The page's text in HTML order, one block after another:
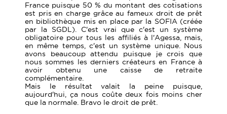
France puisque 50 % du montant des cotisations
est pris en charge grâce au fameux droit de prêt
en bibliothèque mis en place par la SOFIA (créée
par la SGDL). C'est vrai que c'est un système
obligatoire pour tous les affiliés à l'Agessa, mais,
en même temps, c'est un système unique. Nous
avons beaucoup attendu puisque je crois que
nous sommes les derniers créateurs en France à
avoir obtenu une caisse de retraite
complémentaire.
Mais le résultat valait la peine puisque,
aujourd'hui, ça nous coûte deux fois moins cher
que la normale. Bravo le droit de prêt.